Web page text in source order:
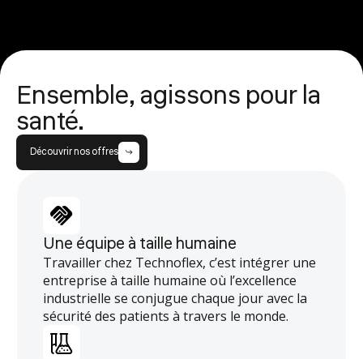
Ensemble, agissons pour la
santé.
Découvrir nos offres
Une équipe à taille humaine
Travailler chez Technoflex, c’est intégrer une
entreprise à taille humaine où l’excellence
industrielle se conjugue chaque jour avec la
sécurité des patients à travers le monde.